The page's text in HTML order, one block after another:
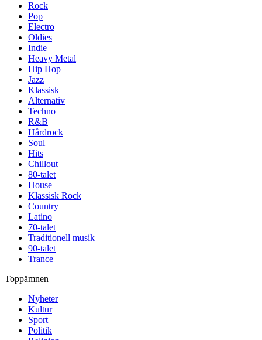
Rock
Pop
Electro
Oldies
Indie
Heavy Metal
Hip Hop
Jazz
Klassisk
Alternativ
Techno
R&B
Hårdrock
Soul
Hits
Chillout
80-talet
House
Klassisk Rock
Country
Latino
70-talet
Traditionell musik
90-talet
Trance
Toppämnen
Nyheter
Kultur
Sport
Politik